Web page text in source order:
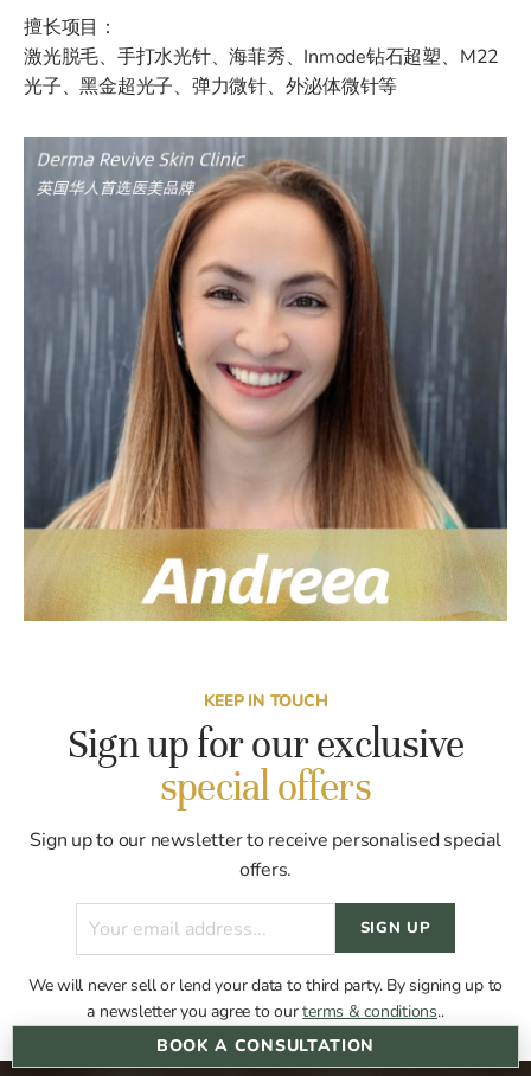
BOOK A CONSULTATION
擅长项目：
激光脱毛、手打水光针、海菲秀、Inmode钻石超塑、M22
光子、黑金超光子、弹力微针、外泌体微针等
KEEP IN TOUCH
Sign up for our exclusive
special offers
Sign up to our newsletter to receive personalised special
offers.
We will never sell or lend your data to third party. By signing up to
a newsletter you agree to ourterms & conditions..